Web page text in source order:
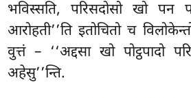
भविस्सति, परिसदोसो खो पन
आरोहती’’ति इतोचितो च
वुत्तं – ‘‘अद्दसा खो पोट्ठपादो
अहेसु’’न्ति.